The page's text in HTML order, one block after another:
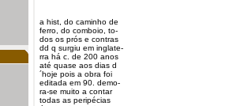
a hist , do caminho de
ferro, do comboio, to-
dos os prós e contras
dd q surgiu em inglate-
rra há c. de 200 anos
até quase aos dias d
´hoje pois a obra foi
editada em 90. demo-
ra-se muito a contar
todas as peripécias